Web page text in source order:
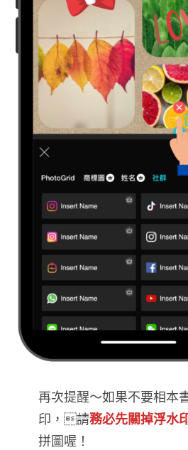
再次提醒～如果不要相本
印，請務必先關掉浮水
拼圖喔！